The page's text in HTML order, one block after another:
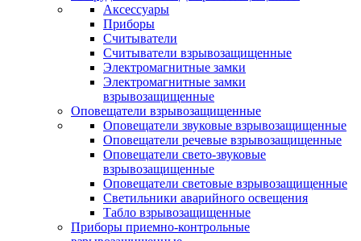
Аксессуары
Приборы
Считыватели
Считыватели взрывозащищенные
Электромагнитные замки
Электромагнитные замки
взрывозащищенные
Оповещатели взрывозащищенные
Оповещатели звуковые взрывозащищенные
Оповещатели речевые взрывозащищенные
Оповещатели свето-звуковые
взрывозащищенные
Оповещатели световые взрывозащищенные
Светильники аварийного освещения
Табло взрывозащищенные
Приборы приемно-контрольные